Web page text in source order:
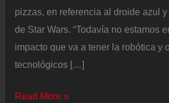
pizzas, en referencia al droide azul
de Star Wars. “Todavía no estamos
impacto que va a tener la robótica y
tecnológicos […]
Jonathan
Read More »